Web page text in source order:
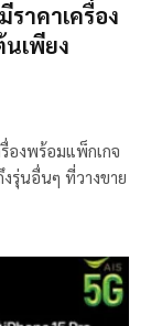
ราคาเครื่อง
นเพียง
องพร้อมแพ็กเกจ
งรุ่นอื่นๆ ที่วางขาย